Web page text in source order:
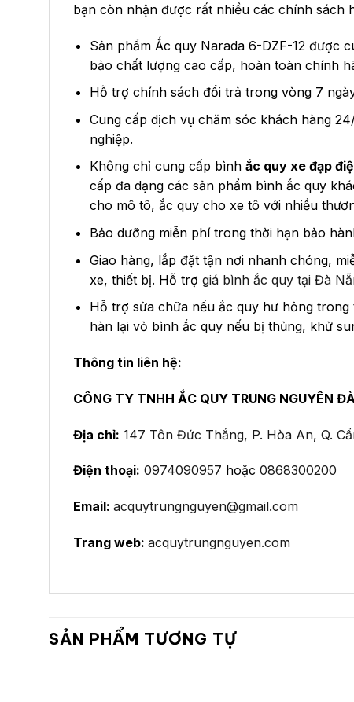
bạn còn nhận được rất nhiều các chính sách
Sản phẩm Ắc quy Narada 6-DZF-12 được
bảo chất lượng cao cấp, hoàn toàn chính
Hỗ trợ chính sách đổi trả trong vòng 7
Cung cấp dịch vụ chăm sóc khách hàng
nghiệp.
Không chỉ cung cấp bình ắc quy xe đạp
cấp đa dạng các sản phẩm bình ắc quy
cho mô tô, ắc quy cho xe tô với nhiều
Bảo dưỡng miễn phí trong thời hạn bảo
Giao hàng, lắp đặt tận nơi nhanh chóng,
xe, thiết bị. Hỗ trợ giá bình ắc quy tại Đà
Hỗ trợ sửa chữa nếu ắc quy hư hỏng
hàn lại vỏ bình ắc quy nếu bị thủng, khử
Thông tin liên hệ:
CÔNG TY TNHH ẮC QUY TRUNG NGUYÊN
Địa chỉ: 147 Tôn Đức Thắng, P. Hòa An, Q.
Điện thoại: 0974090957 hoặc 0868300200
Email: acquytrungnguyen@gmail.com
Trang web: acquytrungnguyen.com
SẢN PHẨM TƯƠNG TỰ